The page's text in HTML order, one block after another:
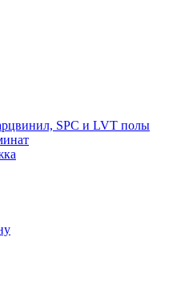
SPC и LVT полы